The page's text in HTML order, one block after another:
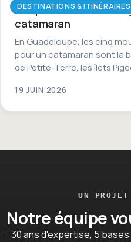
DESTINATIONS & ITINÉRAIRES
Les plus beaux
catamaran
En Guadeloupe, les cinq
pour un catamaran sont la
de Petite-Terre, les îlets
19 JUIN 2026
UN
Notre équipe
30 ans d'expertise, 5